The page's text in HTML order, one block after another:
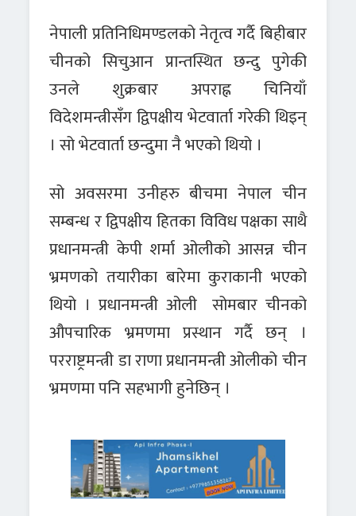
नेपाली प्रतिनिधिमण्डलको नेतृत्व गर्दै बिहीबार
चीनको सिचुआन प्रान्तस्थित छन्दु पुगेकी
उनले शुक्रबार अपराह्न चिनियाँ
विदेशमन्त्रीसँग द्विपक्षीय भेटवार्ता गरेकी थिइन्
। सो भेटवार्ता छन्दुमा नै भएको थियो ।
सो अवसरमा उनीहरु बीचमा नेपाल चीन
सम्बन्ध र द्विपक्षीय हितका विविध पक्षका साथै
प्रधानमन्त्री केपी शर्मा ओलीको आसन्न चीन
भ्रमणको तयारीका बारेमा कुराकानी भएको
थियो । प्रधानमन्त्री ओली सोमबार चीनको
औपचारिक भ्रमणमा प्रस्थान गर्दै छन् ।
परराष्ट्रमन्त्री डा राणा प्रधानमन्त्री ओलीको चीन
भ्रमणमा पनि सहभागी हुनेछिन् ।